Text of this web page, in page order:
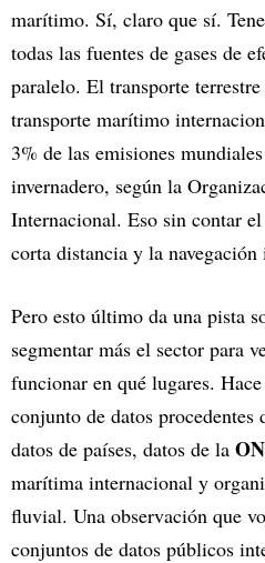
marítimo. Sí, claro que sí.
todas las fuentes de gases de
paralelo. El transporte
transporte marítimo
3% de las emisiones
invernadero, según la
Internacional. Eso sin contar
corta distancia y la navegación
Pero esto último da una pista
segmentar más el sector para
funcionar en qué lugares.
conjunto de datos
datos de países, datos de la
marítima internacional y
fluvial. Una observación que
conjuntos de datos públicos